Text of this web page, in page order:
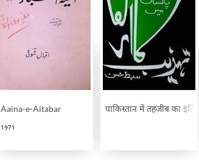
Aaina-e-Aitabar
1971
पाकिस्तान में तहजीब का इर्तिक़ा